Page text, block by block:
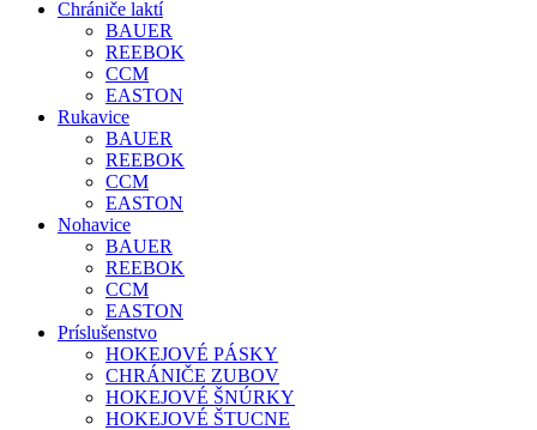
Chrániče laktí
BAUER
REEBOK
CCM
EASTON
Rukavice
BAUER
REEBOK
CCM
EASTON
Nohavice
BAUER
REEBOK
CCM
EASTON
Príslušenstvo
HOKEJOVÉ PÁSKY
CHRÁNIČE ZUBOV
HOKEJOVÉ ŠNÚRKY
HOKEJOVÉ ŠTUCNE